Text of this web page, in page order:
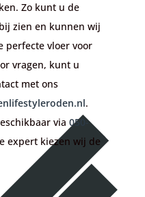
Zo kunt u de
zien en kunnen wij
perfecte vloer voor
vragen, kunt u
met ons
.
via 050-
expert kiezen wij de